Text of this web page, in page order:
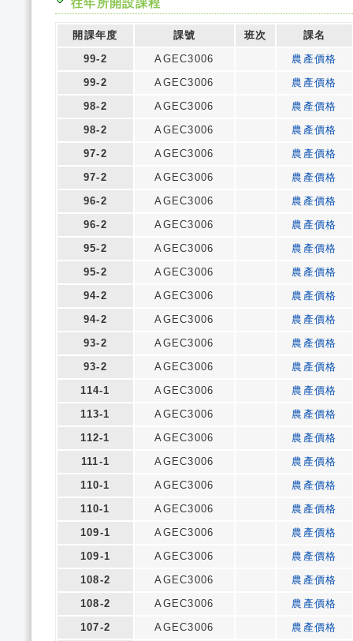
往年所開設課程
開課年度 課號 班次
課名
99-2
AGEC3006
農產價格
99-2
AGEC3006
農產價格
98-2
AGEC3006
農產價格
98-2
AGEC3006
農產價格
97-2
AGEC3006
農產價格
97-2
AGEC3006
農產價格
96-2
AGEC3006
農產價格
96-2
AGEC3006
農產價格
95-2
AGEC3006
農產價格
95-2
AGEC3006
農產價格
94-2
AGEC3006
農產價格
94-2
AGEC3006
農產價格
93-2
AGEC3006
農產價格
93-2
AGEC3006
農產價格
114-1
AGEC3006
農產價格
113-1
AGEC3006
農產價格
112-1
AGEC3006
農產價格
111-1
AGEC3006
農產價格
110-1
AGEC3006
農產價格
110-1
AGEC3006
農產價格
109-1
AGEC3006
農產價格
109-1
AGEC3006
農產價格
108-2
AGEC3006
農產價格
108-2
AGEC3006
農產價格
107-2
AGEC3006
農產價格